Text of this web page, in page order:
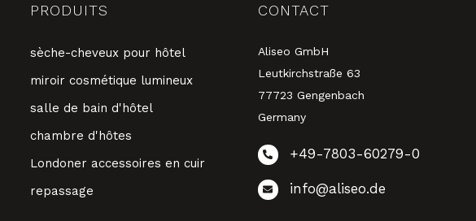
PRODUITS
sèche-cheveux pour hôtel
miroir cosmétique lumineux
salle de bain d'hôtel
chambre d'hôtes
Londoner accessoires en cuir
repassage
CONTACT
Aliseo GmbH
Leutkirchstraße 63
77723 Gengenbach
Germany
+49-7803-60279-0
info@aliseo.de